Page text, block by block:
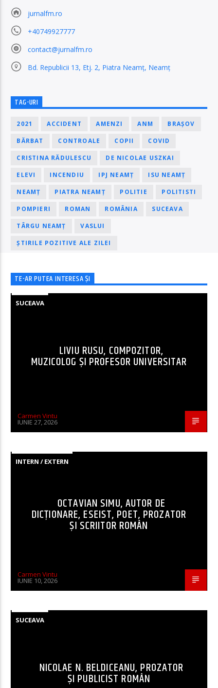
jurnalfm.ro
+40749927777
contact@jurnalfm.ro
Bd. Republicii 13, Etj. 2, Piatra Neamț, Neamț
TAG-URI
2021 ACCIDENT AMENZI ANM BRAȘOV
BĂRBAT CONTROALE COPII COVID
CRISTINA RĂDULESCU DE NICOLAE USZKAI
ELEVI INCENDIU IPJ NEAMȚ ISU NEAMȚ
NEAMȚ PIATRA NEAMȚ POLITIE POLITISTI
POMPIERI ROMAN ROMÂNIA SUCEAVA
TÂRGU NEAMȚ VASLUI
ȘTIRILE POZITIVE ALE ZILEI
TE-AR PUTEA INTERESA ȘI
SUCEAVA
LIVIU RUSU, COMPOZITOR,
MUZICOLOG ȘI PROFESOR UNIVERSITAR
Carmen Vintu
IUNIE 27, 2026
INTERN / EXTERN
OCTAVIAN SIMU, AUTOR DE
DICȚIONARE, ESEIST, POET, PROZATOR
ȘI SCRIITOR ROMÂN
Carmen Vintu
IUNIE 10, 2026
SUCEAVA
NICOLAE N. BELDICEANU, PROZATOR
ȘI PUBLICIST ROMÂN